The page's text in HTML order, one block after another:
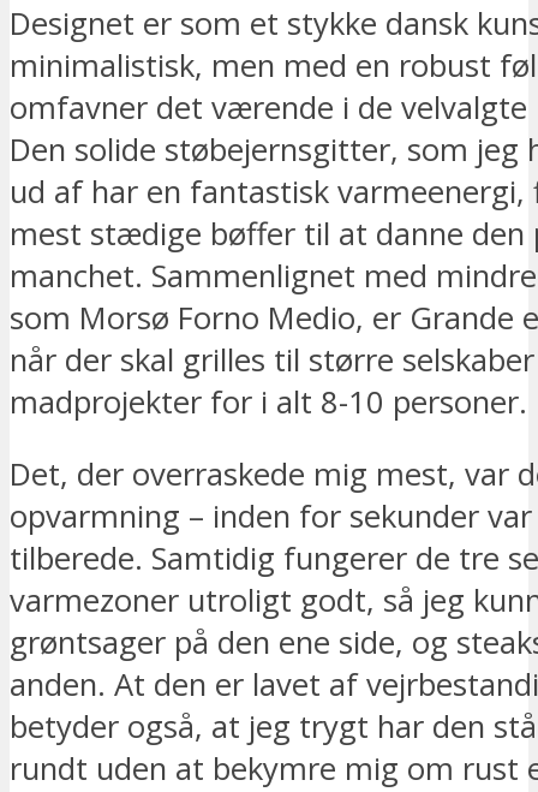
Designet er som et stykke dansk
minimalistisk, men med en robust
omfavner det værende i de
Den solide støbejernsgitter, som
ud af har en fantastisk varmeenergi,
mest stædige bøffer til at danne den
manchet. Sammenlignet med
som Morsø Forno Medio, er Grande
når der skal grilles til større
madprojekter for i alt 8-10 personer.
Det, der overraskede mig mest, var
opvarmning – inden for sekunder
tilberede. Samtidig fungerer de tre
varmezoner utroligt godt, så jeg
grøntsager på den ene side, og
anden. At den er lavet af
betyder også, at jeg trygt har den
rundt uden at bekymre mig om rust